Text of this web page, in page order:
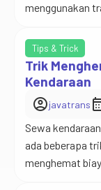
menggunakan
profesional
perjalanan
salah satu
kendaraan,
sesuai dengan
tentang […]
Tips & Trick
Trik
Kendaraan
account_circlejavatrans
Sewa
ada beberapa
menghemat